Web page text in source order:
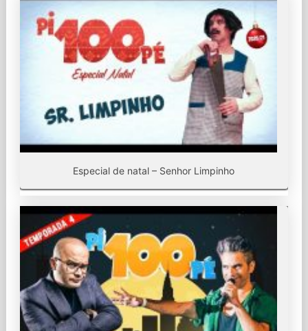
Especial de natal – Senhor Limpinho